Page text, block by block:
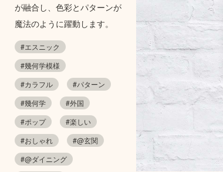
が融合し、色彩とパターンが
魔法のように躍動します。
#エスニック
#幾何学模様
#カラフル
#パターン
#幾何学
#外国
#ポップ
#楽しい
#おしゃれ
#@玄関
#@ダイニング